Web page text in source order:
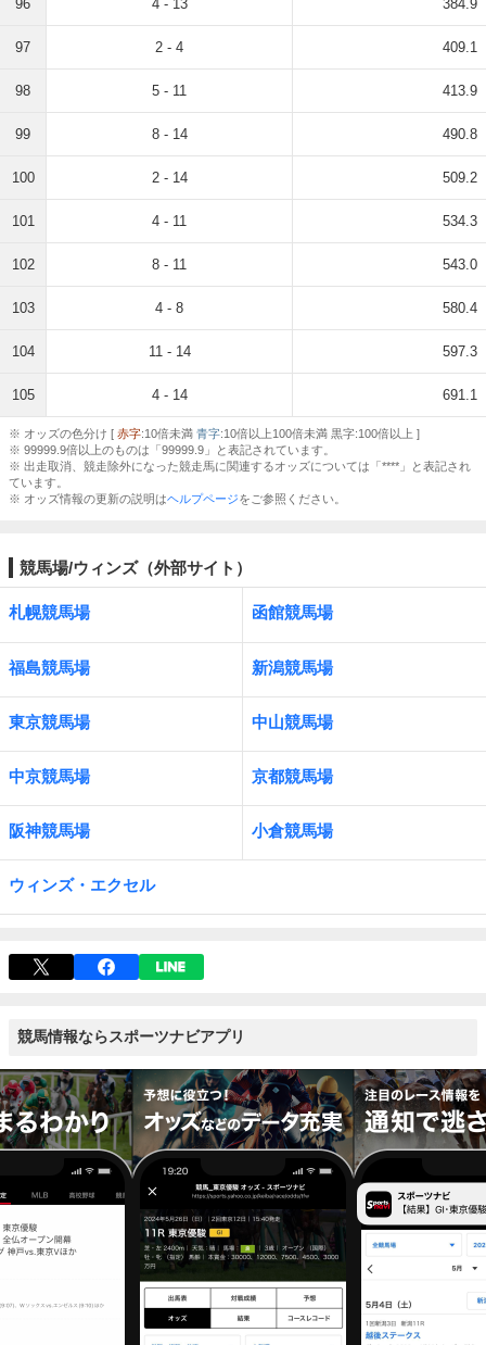
96 4 - 13 384.9
97 2 - 4 409.1
98 5 - 11 413.9
99 8 - 14 490.8
100 2 - 14 509.2
101 4 - 11 534.3
102 8 - 11 543.0
103 4 - 8 580.4
104 11 - 14 597.3
105 4 - 14 691.1
※ オッズの色分け [ 赤字:10倍未満 青字:10倍以上100倍未満 黒字:100倍以上 ]
※ 99999.9倍以上のものは「99999.9」と表記されています。
※ 出走取消、競走除外になった競走馬に関連するオッズについては「****」と表記され
ています。
※ オッズ情報の更新の説明はヘルプページをご参照ください。
競馬場/ウィンズ（外部サイト）
札幌競馬場 函館競馬場
福島競馬場 新潟競馬場
東京競馬場 中山競馬場
中京競馬場 京都競馬場
阪神競馬場 小倉競馬場
ウィンズ・エクセル
競馬情報ならスポーツナビアプリ